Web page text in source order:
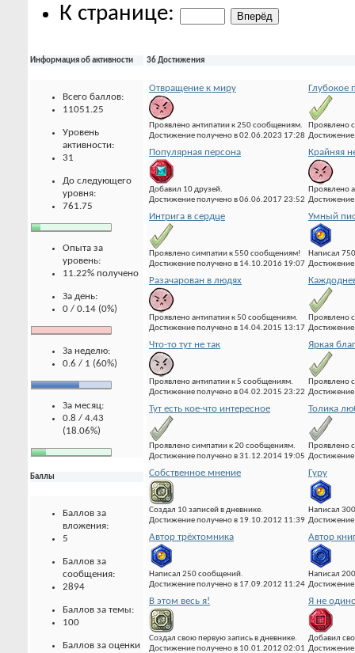
К странице:
Информация об активности
Всего баллов:
11051.25
Уровень
активности:
31
До следующего
уровня:
761.75
Опыта за
уровень:
11.22% получено
За день:
0 / 0.14 (0%)
За неделю:
0.6 / 1 (60%)
За месяц:
0.8 / 4.43
(18.06%)
Баллы
Баллов за
вложения:
5
Баллов за
сообщения:
2894
Баллов за темы:
100
Баллов за оценки
36 Достижения
Отвращение к миру
Проявлено антипатии к 250 сообщениям.
Достижение получено в 02.06.2023 17:28
Глубокое
Проявлено
Популярная персона
Добавил 10 друзей.
Достижение получено в 06.06.2017 23:52
Крайняя
Проявлено
Интрига в сердце
Проявлено симпатии к 550 сообщениям!
Достижение получено в 14.10.2016 19:07
Умный
Написал
Разачарован в людях
Проявлено антипатии к 50 сообщениям.
Достижение получено в 14.04.2015 13:17
Проявлено
Что-то тут не так
Проявлено антипатии к 5 сообщениям.
Достижение получено в 04.02.2015 23:22
Яркая
Проявлено
Тут есть кое-что интересное
Проявлено симпатии к 20 сообщениям.
Достижение получено в 31.12.2014 19:05
Толика
Проявлено
Собственное мнение
Создал 10 записей в дневнике.
Достижение получено в 19.10.2012 11:39
Гуру
Написал
Автор трёхтомника
Написал 250 сообщений.
Достижение получено в 17.09.2012 11:24
Автор
Написал
В этом весь я!
Создал свою первую запись в дневнике.
Достижение получено в 10.01.2012 02:01
Я не
Добавил